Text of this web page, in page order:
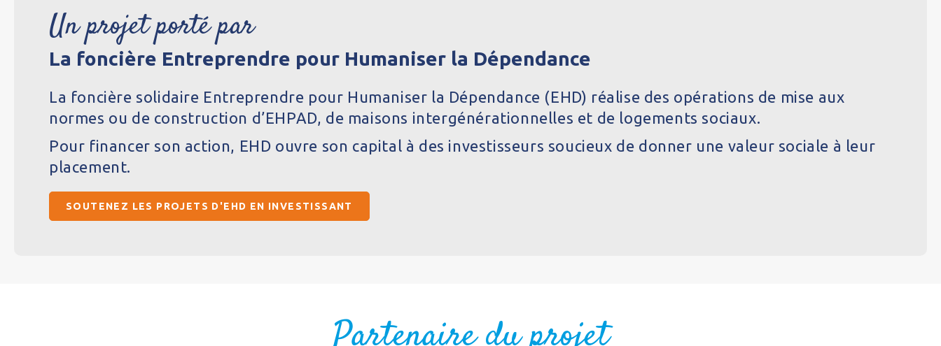
Un projet porté par
La foncière Entreprendre pour Humaniser la Dépendance
La foncière solidaire Entreprendre pour Humaniser la Dépendance (EHD) réalise des opérations de mise aux
normes ou de construction d’EHPAD, de maisons intergénérationnelles et de logements sociaux.
Pour financer son action, EHD ouvre son capital à des investisseurs soucieux de donner une valeur sociale à leur
placement.
SOUTENEZ LES PROJETS D'EHD EN INVESTISSANT